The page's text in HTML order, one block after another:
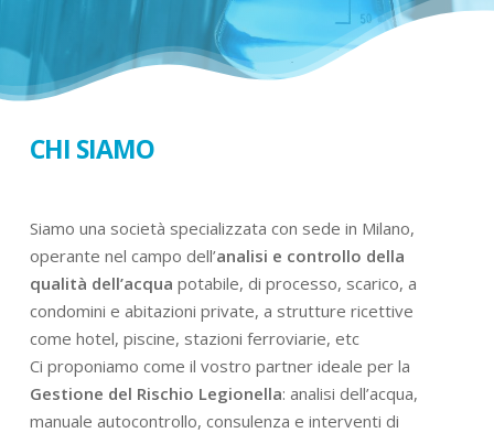
CHI SIAMO
Siamo una società specializzata con sede in Milano,
operante nel campo dell’analisi e controllo della
qualità dell’acqua potabile, di processo, scarico, a
condomini e abitazioni private, a strutture ricettive
come hotel, piscine, stazioni ferroviarie, etc
Ci proponiamo come il vostro partner ideale per la
Gestione del Rischio Legionella: analisi dell’acqua,
manuale autocontrollo, consulenza e interventi di